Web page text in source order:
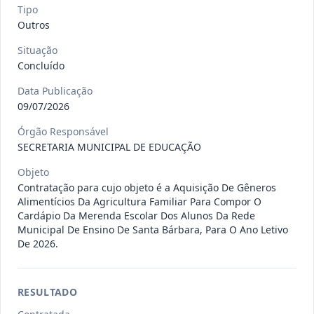
Outros
014/2026 A presente Ata tem por objeto o
Situação: Concluído Data:06/08/2026 Ver detalhes
012/2026
Prestação
Serviços
Registro de preços para eventu...
Tipo
Outros
Situação
Concluído
Data Publicação
09/07/2026
Órgão Responsável
SECRETARIA MUNICIPAL DE EDUCAÇÃO
Objeto
Contratação para cujo objeto é a Aquisição De Gêneros
Alimentícios Da Agricultura Familiar Para Compor O
Cardápio Da Merenda Escolar Dos Alunos Da Rede
Municipal De Ensino De Santa Bárbara, Para O Ano Letivo
De 2026.
RESULTADO